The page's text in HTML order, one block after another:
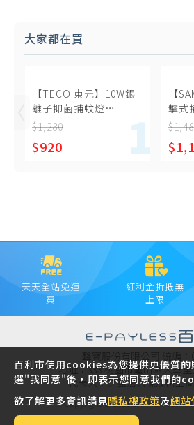
大家都在買
【TECO 東元】10W銀
離子抑菌捕蚊燈
(XYFYK106)
$1,280
$920
【
擊式
天天全站免運
費
紅利金折抵無
上限
聲寶股份有限公司 統編：
地址：333 桃園市龜山區大華
代表人：財團法人陳茂榜工
Copyright © 2021 SAMPO INC. All
百利市使用cookies為您提供更優質的
選"我同意"後，即表示您同意我們的
欲了解更多資訊請見隱私權政策及網站